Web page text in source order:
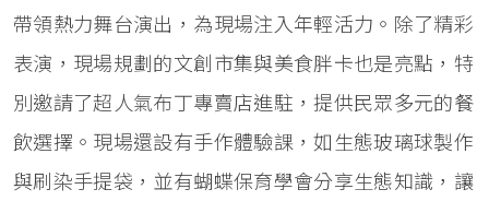
帶領熱力舞台演出，為現場注入年輕活力。除了精彩
表演，現場規劃的文創市集與美食胖卡也是亮點，特
別邀請了超人氣布丁專賣店進駐，提供民眾多元的餐
飲選擇。現場還設有手作體驗課，如生態玻璃球製作
與刷染手提袋，並有蝴蝶保育學會分享生態知識，讓